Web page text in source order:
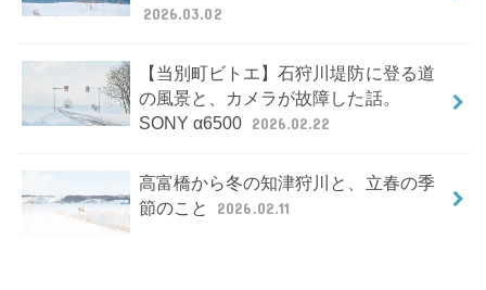
2026.03.02
【当別町ビトエ】石狩川堤防に登る道
の風景と、カメラが故障した話。
SONY α6500 2026.02.22
高富橋から冬の知津狩川と、立春の季
節のこと
2026.02.11